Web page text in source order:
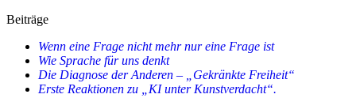
westlicher
Dominanz
–
Die
Beiträge
Wenn eine Frage nicht mehr nur eine Frage ist
Wie Sprache für uns denkt
Die Diagnose der Anderen – „Gekränkte Freiheit“
Erste Reaktionen zu „KI unter Kunstverdacht“.